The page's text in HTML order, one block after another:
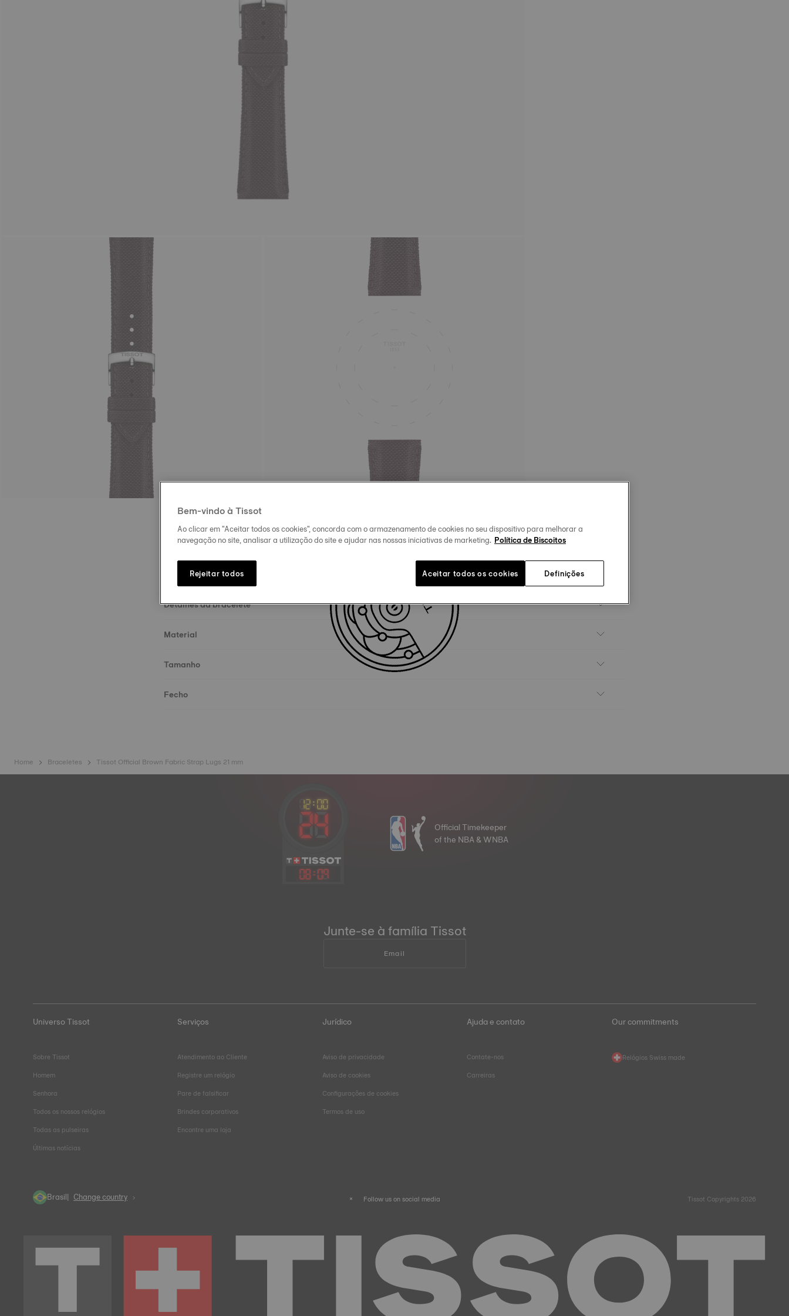
Especificidades técnicas
Detalhes da bracelete
Material
Tamanho
Fecho
Home Braceletes Tissot Official Brown Fabric Strap Lugs 21 mm
08:09
Official Timekeeper
of the NBA & WNBA
Junte-se à família Tissot
Email
Universo Tissot
Sobre Tissot
Homem
Senhora
Todos os nossos relógios
Todas as pulseiras
Últimas notícias
Serviços
Atendimento ao Cliente
Registre um relógio
Pare de falsificar
Brindes corporativos
Encontre uma loja
Jurídico
Aviso de privacidade
Aviso de cookies
Configurações de cookies
Termos de uso
Ajuda e contato
Contate-nos
Carreiras
Our commitments
Relógios Swiss made
Brasil Change country Follow us on social media Tissot Copyrights 2026
Bem-vindo à Tissot
Ao clicar em "Aceitar todos os cookies", concorda com o armazenamento de cookies no seu dispositivo para melhorar a
navegação no site, analisar a utilização do site e ajudar nas nossas iniciativas de marketing. Política de Biscoitos
Definições
Rejeitar todos Aceitar todos os cookies